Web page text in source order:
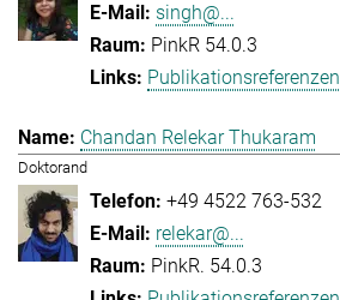
singh@...
PinkR 54.0.3
Publikationsreferenzen
Chandan Relekar Thukaram
Doktorand
+49 4522 763-532
relekar@...
PinkR. 54.0.3